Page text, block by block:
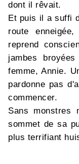
dont il rêvait.
Et puis il a suffi
route
reprend
jambes
femme, Annie.
pardonne pas
commencer.
Sans monstres
sommet de sa
plus terrifiant